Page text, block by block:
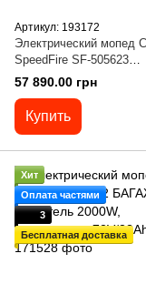
Артикул: 193172
Электрический мопед
SpeedFire SF-505623
двигатель 2000W,
литий-железо-
72V/30Ah
57 890.00 грн
Купить
Хит
Оплата частями
3
Бесплатная доставка